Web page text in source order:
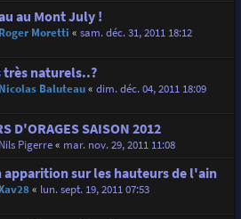
au Mont July !
Roger Moretti « sam. déc. 31, 2011 18:12
très naturels..?
Nicolas Baluteau« dim. déc. 04, 2011 18:09
D'ORAGES SAISON 2012
Nils Pigerre« mar. nov. 29, 2011 11:08
apparition sur les hauteurs de l'ain
« lun. sept. 19, 2011 07:53